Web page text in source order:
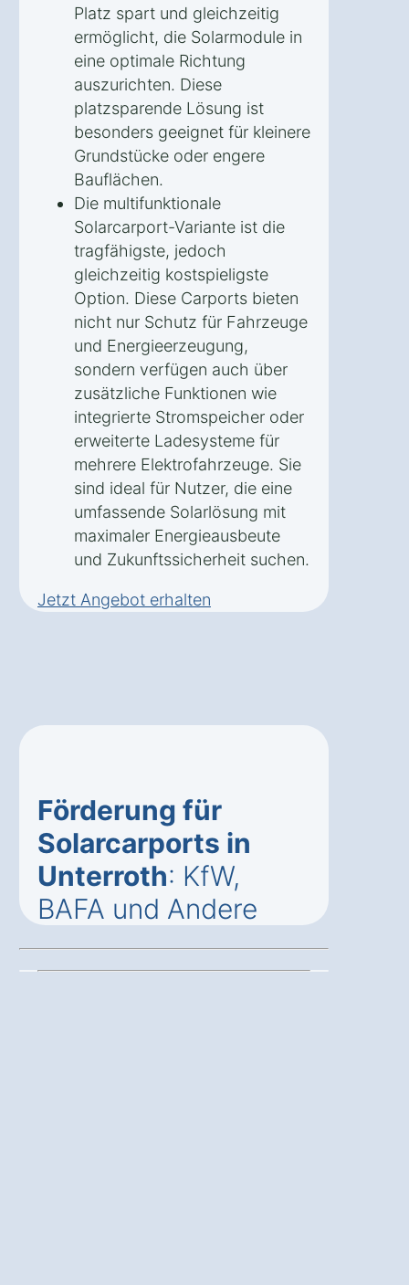
Platz spart und gleichzeitig
ermöglicht, die Solarmodule in
eine optimale Richtung
auszurichten. Diese
platzsparende Lösung ist
besonders geeignet für kleinere
Grundstücke oder engere
Bauflächen.
Die multifunktionale
Solarcarport-Variante ist die
tragfähigste, jedoch
gleichzeitig kostspieligste
Option. Diese Carports bieten
nicht nur Schutz für Fahrzeuge
und Energieerzeugung,
sondern verfügen auch über
zusätzliche Funktionen wie
integrierte Stromspeicher oder
erweiterte Ladesysteme für
mehrere Elektrofahrzeuge. Sie
sind ideal für Nutzer, die eine
umfassende Solarlösung mit
maximaler Energieausbeute
und Zukunftssicherheit suchen.
Jetzt Angebot erhalten
Förderung für
Solarcarports in
Unterroth: KfW,
BAFA und Andere